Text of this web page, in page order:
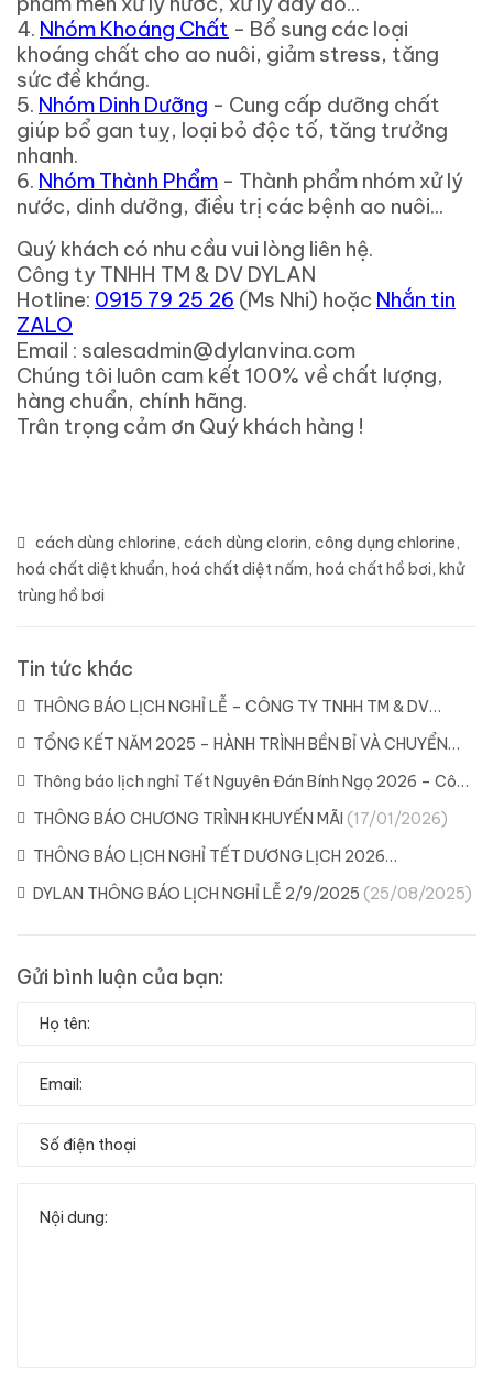
4. Nhóm Khoáng Chất - Bổ sung các loại
khoáng chất cho ao nuôi, giảm stress, tăng
sức đề kháng.
5. Nhóm Dinh Dưỡng - Cung cấp dưỡng chất
giúp bổ gan tuỵ, loại bỏ độc tố, tăng trưởng
nhanh.
6. Nhóm Thành Phẩm - Thành phẩm nhóm xử lý
nước, dinh dưỡng, điều trị các bệnh ao nuôi...
Quý khách có nhu cầu vui lòng liên hệ.
Công ty TNHH TM & DV DYLAN
Hotline: 0915 79 25 26 (Ms Nhi) hoặc Nhắn tin
ZALO
Email : salesadmin@dylanvina.com
Chúng tôi luôn cam kết 100% về chất lượng,
hàng chuẩn, chính hãng.
Trân trọng cảm ơn Quý khách hàng !
cách dùng chlorine, cách dùng clorin, công dụng chlorine,
hoá chất diệt khuẩn, hoá chất diệt nấm, hoá chất hồ bơi, khử
trùng hồ bơi
Tin tức khác
THÔNG BÁO LỊCH NGHỈ LỄ – CÔNG TY TNHH TM & DV
DYLAN (21/04/2026)
TỔNG KẾT NĂM 2025 – HÀNH TRÌNH BỀN BỈ VÀ CHUYỂN
MÌNH CÙNG DYLAN(11/02/2026)
Thông báo lịch nghỉ Tết Nguyên Đán Bính Ngọ 2026 – Công
ty Dylan(04/02/2026)
THÔNG BÁO CHƯƠNG TRÌNH KHUYẾN MÃI (17/01/2026)
THÔNG BÁO LỊCH NGHỈ TẾT DƯƠNG LỊCH 2026
(29/12/2025)
DYLAN THÔNG BÁO LỊCH NGHỈ LỄ 2/9/2025 (25/08/2025)
Gửi bình luận của bạn: